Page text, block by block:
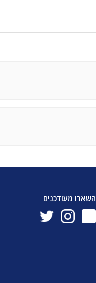
השארו מעודכנים